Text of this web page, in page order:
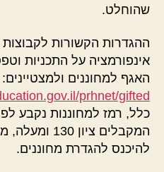
שהוחלט.
ההגדרות הקשורות לקבוצות
אינפורמציה על התכניות
האגף למחוננים ולמצטיינים:
prhnet/gifted
כלל, רמז למחוננות נקבע
המקבלים
להיכנס להגדרת מחוננים.